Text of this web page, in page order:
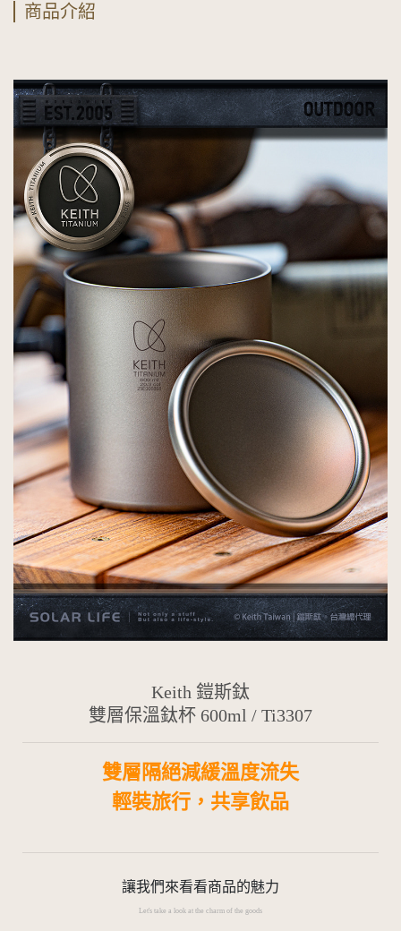
商品介紹
Keith 鎧斯鈦
雙層保溫鈦杯 600ml / Ti3307
雙層隔絕減緩溫度流失
輕裝旅行，共享飲品
讓我們來看看商品的魅力
Let's take a look at the charm of the goods